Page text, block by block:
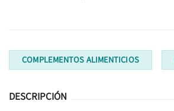
COMPLEMENTOS ALIMENTICIOS
DESCRIPCIÓN